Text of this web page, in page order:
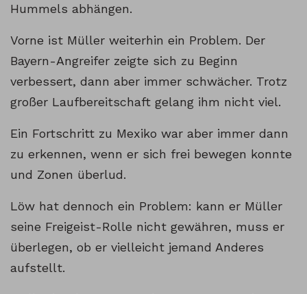
Hummels abhängen.
Vorne ist Müller weiterhin ein Problem. Der
Bayern-Angreifer zeigte sich zu Beginn
verbessert, dann aber immer schwächer. Trotz
großer Laufbereitschaft gelang ihm nicht viel.
Ein Fortschritt zu Mexiko war aber immer dann
zu erkennen, wenn er sich frei bewegen konnte
und Zonen überlud.
Löw hat dennoch ein Problem: kann er Müller
seine Freigeist-Rolle nicht gewähren, muss er
überlegen, ob er vielleicht jemand Anderes
aufstellt.